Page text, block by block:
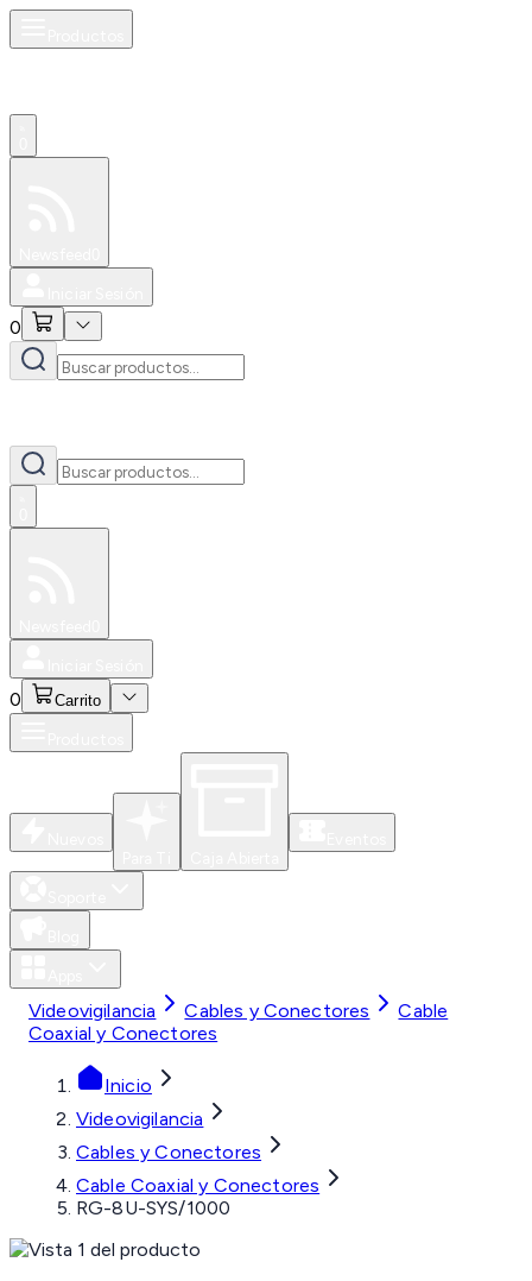
0
0 Carrito
Videovigilancia Cables y Conectores
Cable
Coaxial y Conectores
Inicio
Videovigilancia
Cables y Conectores
Cable Coaxial y Conectores
RG-8U-SYS/1000